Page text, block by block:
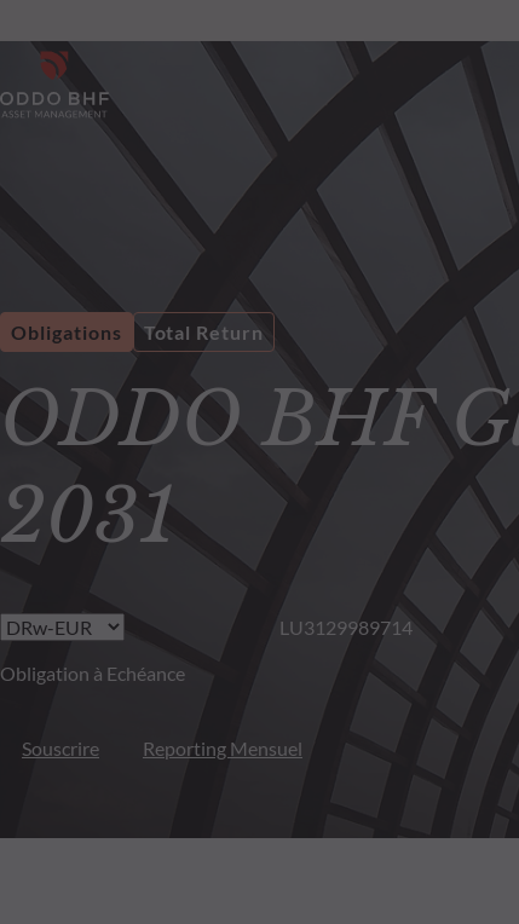
ODDO BHF
2031
Obligations Total Return
LU3129989714
Obligation à Echéance
Souscrire Reporting Mensuel